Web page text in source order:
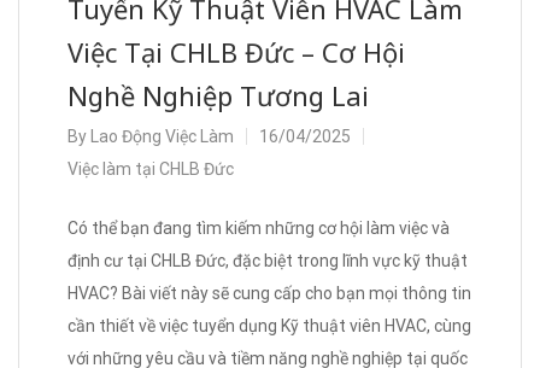
Tuyển Kỹ Thuật Viên HVAC Làm
Việc Tại CHLB Đức – Cơ Hội
Nghề Nghiệp Tương Lai
By Lao Động Việc Làm
16/04/2025
Việc làm tại CHLB Đức
Có thể bạn đang tìm kiếm những cơ hội làm việc và
định cư tại CHLB Đức, đặc biệt trong lĩnh vực kỹ thuật
HVAC? Bài viết này sẽ cung cấp cho bạn mọi thông tin
cần thiết về việc tuyển dụng Kỹ thuật viên HVAC, cùng
với những yêu cầu và tiềm năng nghề nghiệp tại quốc